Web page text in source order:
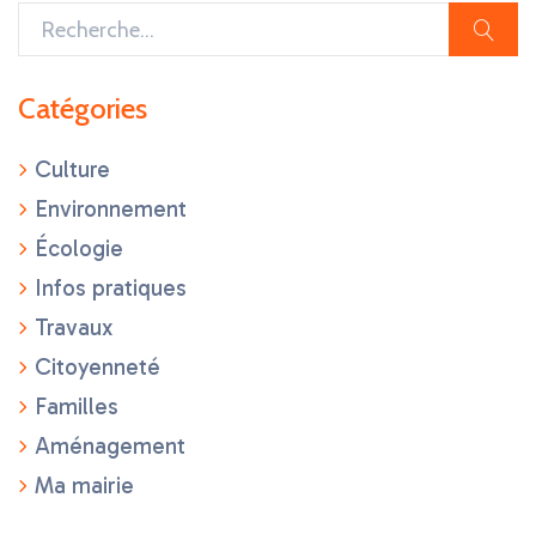
Catégories
Culture
Environnement
Écologie
Infos pratiques
Travaux
Citoyenneté
Familles
Aménagement
Ma mairie